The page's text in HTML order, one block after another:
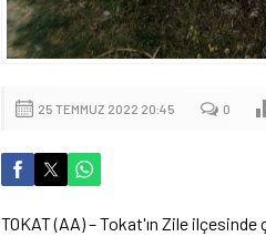
25 TEMMUZ 2022 20:45 0
TOKAT (AA) – Tokat'ın Zile ilçesinde